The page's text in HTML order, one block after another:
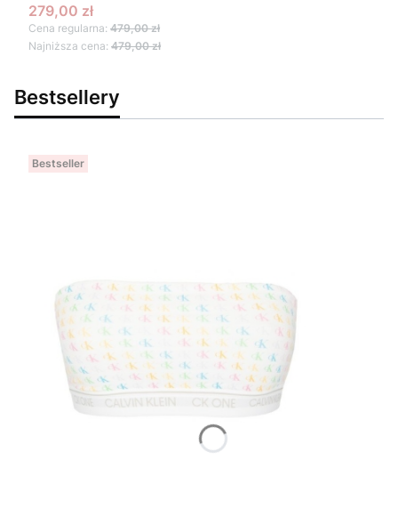
Cena promocyjna
279,00 zł
Cena regularna: 479,00 zł
Najniższa cena: 479,00 zł
Bestsellery
Bestseller